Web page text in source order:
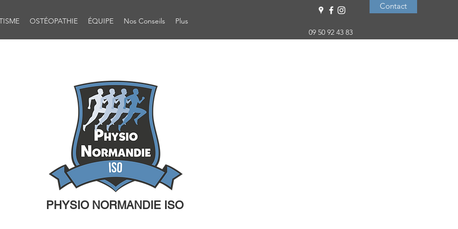
OSTÉOPATHIE ÉQUIPE Nos Conseils
Plus
09 50 92 43 83
Contact
PHYSIO NORMANDIE ISO